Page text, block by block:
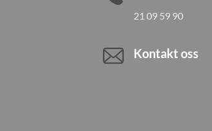
21 09 59 90
Kontakt oss